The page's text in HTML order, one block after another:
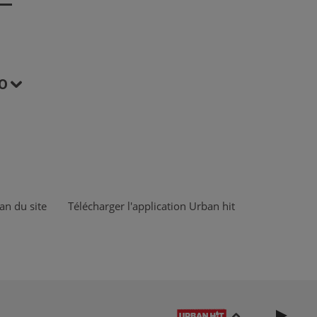
du site Télécharger l'application Urban hit